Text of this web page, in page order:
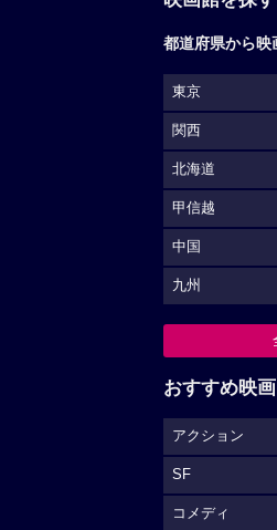
都道府県から映
東京
関西
北海道
甲信越
中国
九州
おすすめ映
アクション
SF
コメディ